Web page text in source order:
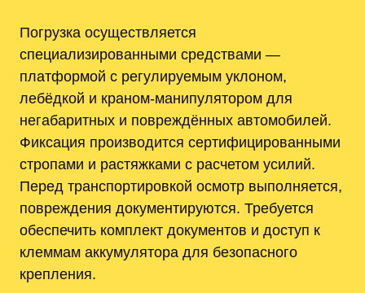
Погрузка осуществляется
специализированными средствами —
платформой с регулируемым уклоном,
лебёдкой и краном-манипулятором для
негабаритных и повреждённых автомобилей.
Фиксация производится сертифицированными
стропами и растяжками с расчетом усилий.
Перед транспортировкой осмотр выполняется,
повреждения документируются. Требуется
обеспечить комплект документов и доступ к
клеммам аккумулятора для безопасного
крепления.